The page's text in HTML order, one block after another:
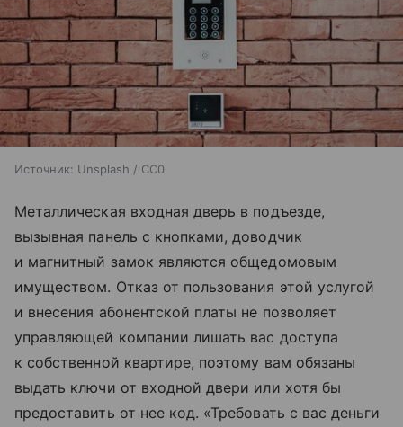
Источник: Unsplash / CC0
Металлическая входная дверь в подъезде,
вызывная панель с кнопками, доводчик
и магнитный замок являются общедомовым
имуществом. Отказ от пользования этой услугой
и внесения абонентской платы не позволяет
управляющей компании лишать вас доступа
к собственной квартире, поэтому вам обязаны
выдать ключи от входной двери или хотя бы
предоставить от нее код. «Требовать с вас деньги